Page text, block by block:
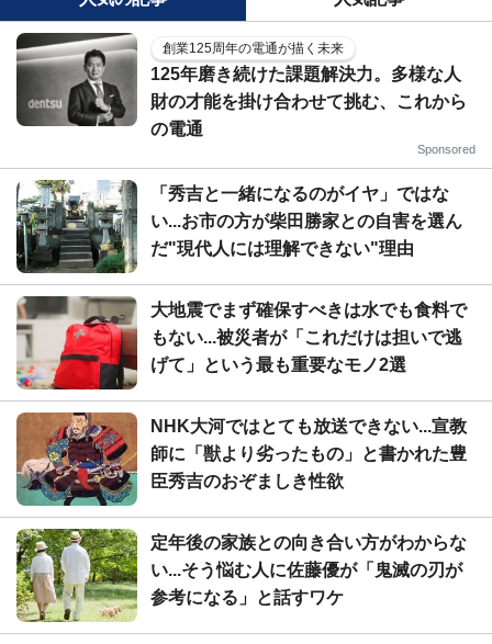
創業125周年の電通が描く未来
125年磨き続けた課題解決力。多様な人
財の才能を掛け合わせて挑む、これから
の電通
Sponsored
「秀吉と一緒になるのがイヤ」ではな
い...お市の方が柴田勝家との自害を選ん
だ"現代人には理解できない"理由
大地震でまず確保すべきは水でも食料で
もない...被災者が「これだけは担いで逃
げて」という最も重要なモノ2選
NHK大河ではとても放送できない...宣教
師に「獣より劣ったもの」と書かれた豊
臣秀吉のおぞましき性欲
定年後の家族との向き合い方がわからな
い...そう悩む人に佐藤優が「鬼滅の刃が
参考になる」と話すワケ